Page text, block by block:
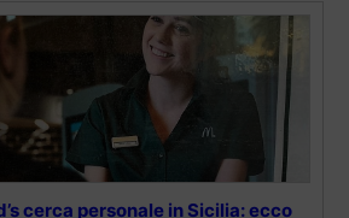
cerca personale in Sicilia: ecco